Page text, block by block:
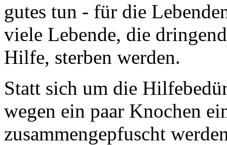
gutes tun - für die
viele Lebende, die
Hilfe, sterben werden.
Statt sich um die
wegen ein paar Knochen
zusammengepfuscht